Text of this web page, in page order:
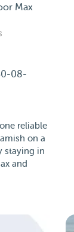
Max
08-
reliable
on a
staying in
and